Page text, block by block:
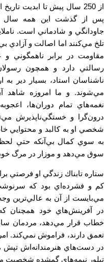
از 250 سال پيش تا ابديت
پس از گذشت اين همه سال
جاودانگي و شادماني است.
تلخ مي‌كنند اما اصالت و آزادي
مقاومت در برابر ناهمگوني
رسالتي دارد و همچون
ناشناسان استاد، بسيار دير
مي‌شوند. و ما امروزه شاهد
نغمه‌هاي تمام دوران‌ها،
درون‌گرا و خستگي‌ناپذيرش
شخصي او به كالبد و محتوايي
به سوي كمال بي‌آنكه حتي
سوق مي‌دهد و موزار در مرگ
كم و فشرده‌اي بود كه سرنوشت
مي‌بايست از آن به عالي‌ترين
در آفرينش‌هاي خود همچنان
خطاب قرار مي‌دهد، مردمان
تعمق دارند، فراموش نمي‌كند.
در دست‌هاي هنرمندانه‌اش
تبلور نيمه‌هاي گمشده شخصيت